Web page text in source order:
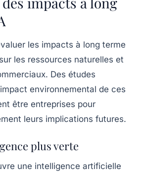
les impacts à long terme
les ressources naturelles et
Des études
environnemental de ces
être entreprises pour
leurs implications futures.
plus verte
une intelligence artificielle